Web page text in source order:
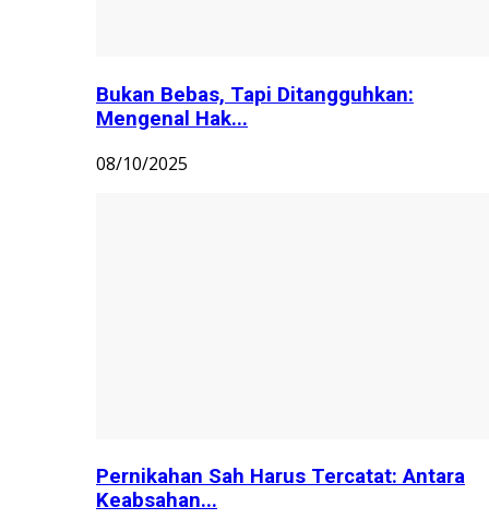
Bukan Bebas, Tapi Ditangguhkan:
Mengenal Hak...
08/10/2025
Pernikahan Sah Harus Tercatat: Antara
Keabsahan...